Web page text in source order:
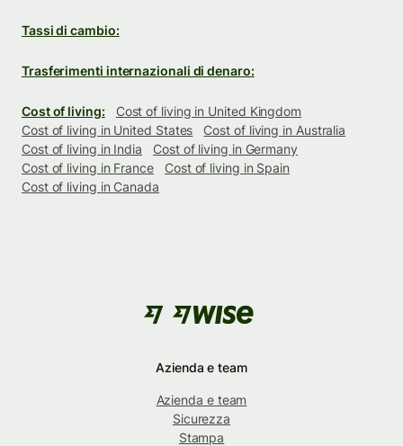
Tassi di cambio:
Trasferimenti internazionali di denaro:
Cost of living:
Cost of living in United Kingdom
Cost of living in United States
Cost of living in Australia
Cost of living in India
Cost of living in Germany
Cost of living in France
Cost of living in Spain
Cost of living in Canada
Azienda e team
Azienda e team
Sicurezza
Stampa